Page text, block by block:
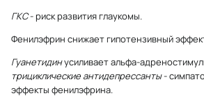
ГКС- риск развития глаукомы.
Фенилэфрин снижает гипотензивный
Гуанетидинусиливает альфа-
трициклические антидепрессанты-
эффекты фенилэфрина.